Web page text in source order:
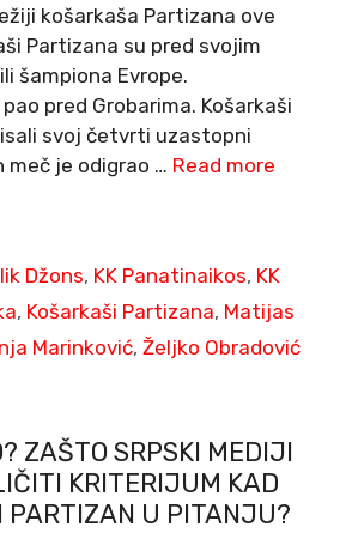
košarkaša Partizana ove
Partizana su pred svojim
šampiona Evrope.
pred Grobarima. Košarkaši
svoj četvrti uzastopni
meč je odigrao … Read more
Džons, KK Panatinaikos, KK
, Košarkaši Partizana, Matijas
Marinković, Željko Obradović
ZAŠTO SRPSKI MEDIJI
KRITERIJUM KAD
PARTIZAN U PITANJU?